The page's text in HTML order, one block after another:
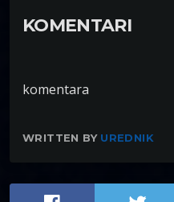
KOMENTARI
komentara
WRITTEN BY UREDNIK